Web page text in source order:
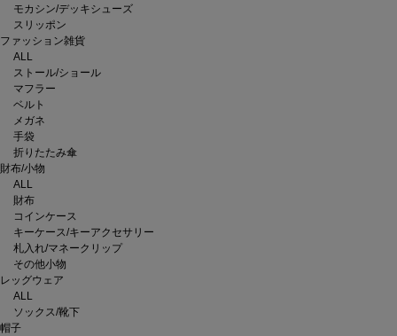
モカシン/デッキシューズ
スリッポン
ファッション雑貨
ALL
ストール/ショール
マフラー
ベルト
メガネ
手袋
折りたたみ傘
財布/小物
ALL
財布
コインケース
キーケース/キーアクセサリー
札入れ/マネークリップ
その他小物
レッグウェア
ALL
ソックス/靴下
帽子